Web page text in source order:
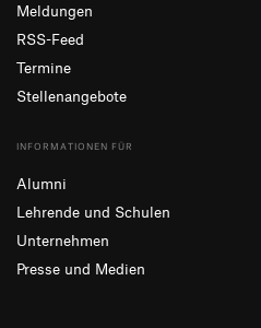
Meldungen
RSS-Feed
Termine
Stellenangebote
INFORMATIONEN FÜR
Alumni
Lehrende und Schulen
Unternehmen
Presse und Medien